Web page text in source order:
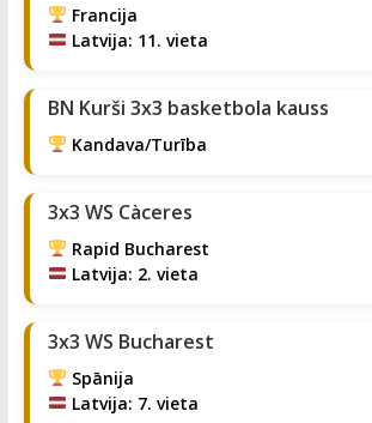
Francija
Latvija: 11. vieta
BN Kurši 3x3 basketbola kauss
Kandava/Turība
3x3 WS Càceres
Rapid Bucharest
Latvija: 2. vieta
3x3 WS Bucharest
Spānija
Latvija: 7. vieta